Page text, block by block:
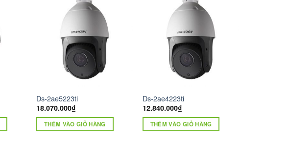
Ds-2ae5223ti
18.070.000₫
THÊM VÀO GIỎ HÀNG
Ds-2ae4223ti
12.840.000₫
THÊM VÀO GIỎ HÀNG